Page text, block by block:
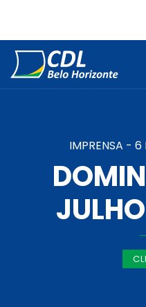
IMPRENSA - 6